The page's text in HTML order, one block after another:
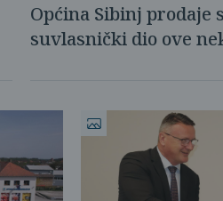
Općina Sibinj prodaje
suvlasnički dio ove